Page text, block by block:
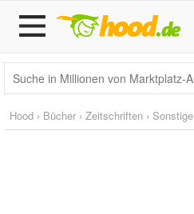
Hood › Bücher › Zeitschriften › Sonstige